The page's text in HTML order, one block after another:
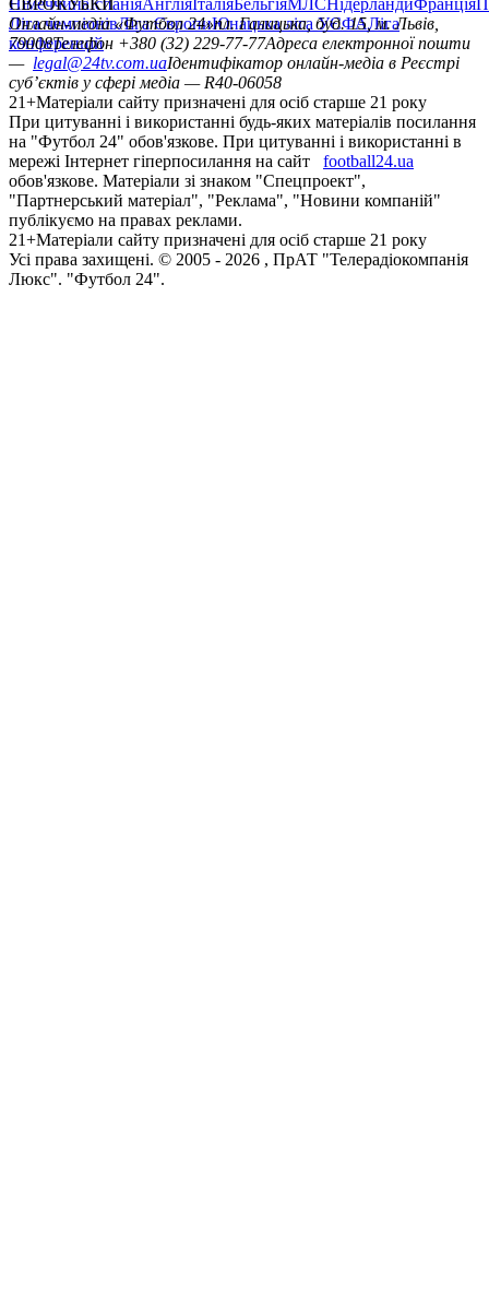
НімеччинаІспаніяАнглія ІталіяБельгіяМЛС НідерландиФранція
ЄВРОКУБКИ
Ліга чемпіонівЛіга ЄвропиЮнацька ліга УЄФАЛіга
конференцій
Онлайн-медіа «Футбол 24»пл. Галицька, буд. 15, м. Львів,
79008Телефон +380 (32) 229-77-77Адреса електронної пошти
— legal@24tv.com.uaІдентифікатор онлайн-медіа в Реєстрі
суб’єктів у сфері медіа — R40-06058
21+Матеріали сайту призначені для осіб старше 21 року
При цитуванні і використанні будь-яких матеріалів посилання
на "Футбол 24" обов'язкове. При цитуванні і використанні в
мережі Інтернет гіперпосилання на сайт
football24.ua
обов'язкове. Матеріали зі знаком "Спецпроект",
"Партнерський матеріал", "Реклама", "Новини компаній"
публікуємо на правах реклами.
21+Матеріали сайту призначені для осіб старше 21 року
Усi права захищенi. © 2005 - 2026 , ПрАТ "Телерадіокомпанія
Люкс". "Футбол 24".